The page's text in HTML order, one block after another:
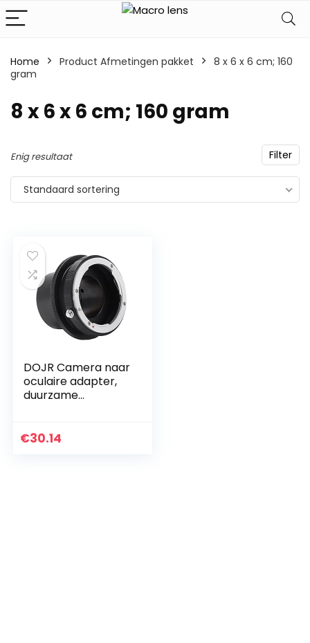
Home Product Afmetingen pakket
‎8 x 6 x 6 cm; 160
gram
‎8 x 6 x 6 cm; 160 gram
Filter
Enig resultaat
Standaard sortering
DOJR Camera naar
oculaire adapter,
duurzame
adapter
€30.14